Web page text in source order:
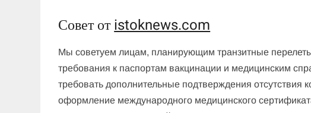
Совет отistoknews.com
Мы советуем лицам, планирующим транзитные
требования к паспортам вакцинации и медицинским
требовать дополнительные подтверждения
оформление международного медицинского